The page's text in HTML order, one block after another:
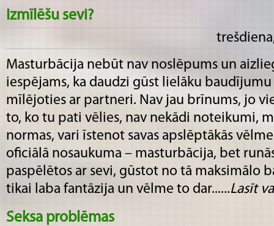
Izmīlēšu sevi?
Masturbācija nebūt nav noslēpums un
iespējams, ka daudzi gūst lielāku
mīlējoties ar partneri. Nav jau brīnums, jo
to, ko tu pati vēlies, nav nekādi noteikumi,
normas, vari īstenot savas apslēptākās
oficiālā nosaukuma – masturbācija, bet
paspēlētos ar sevi, gūstot no tā maksimālo
tikai laba fantāzija un vēlme to dar......Lasīt
Seksa problēmas